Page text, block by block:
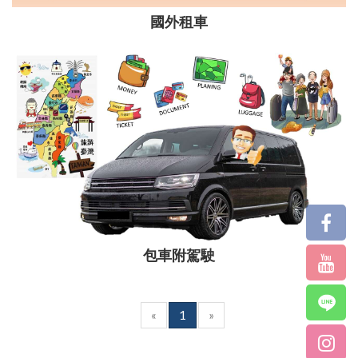
國外租車
包車附駕駛
« 1 »